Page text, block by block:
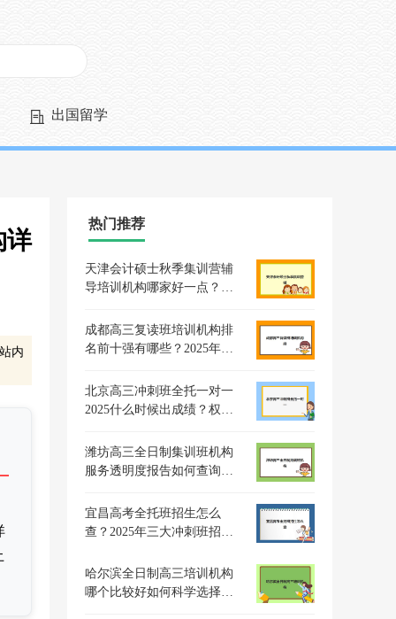
出国留学
详
内
热门推荐
天津会计硕士秋季集训营辅
导培训机构哪家好一点？
构优劣分析与个性化选择指
南
成都高三复读班培训机构排
名前十强有哪些？2025年最
北京高三冲刺班全托一对一
2025什么时候出成绩？权威
潍坊高三全日制集训班机构
服务透明度报告如何查询？
与避坑攻略
宜昌高考全托班招生怎么
查？2025年三大冲刺班招生
哈尔滨全日制高三培训机构
哪个比较好如何科学选择？